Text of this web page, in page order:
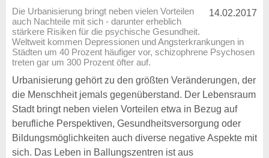
14.02.2017
Die Urbanisierung bringt neben vielen Vorteilen
auch Nachteile mit sich - darunter erheblich
stärkere Risiken für die psychische Gesundheit.
Weltweit kommen Depressionen und Angsterkrankungen in
Städten um 40 Prozent häufiger vor, schizophrene Psychosen
treten gar um 300 Prozent öfter auf.
Urbanisierung gehört zu den größten Veränderungen, der
die Menschheit jemals gegenüberstand. Der Lebensraum
Stadt bringt neben vielen Vorteilen etwa in Bezug auf
berufliche Perspektiven, Gesundheitsversorgung oder
Bildungsmöglichkeiten auch diverse negative Aspekte mit
sich. Das Leben in Ballungszentren ist aus